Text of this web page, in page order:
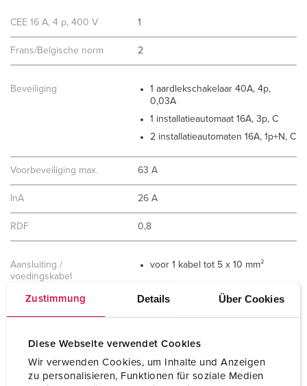
Zustimmung Details Über Cookies
Diese Webseite verwendet Cookies
Wir verwenden Cookies, um Inhalte und Anzeigen
zu personalisieren, Funktionen für soziale Medien
CEE 16 A, 4 p, 400 V 1
Frans/Belgische norm 2
Beveiliging
1 aardlekschakelaar 40A, 4p,
0,03A
1 installatieautomaat 16A, 3p, C
2 installatieautomaten 16A, 1p+N, C
Voorbeveiliging max. 63 A
InA 26 A
RDF 0,8
Aansluiting /
voedingskabel
voor 1 kabel tot 5 x 10 mm²
Beschermingsgraad IP44
Gewicht 3540 g